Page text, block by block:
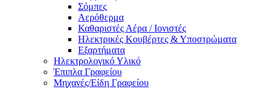
Σόμπες
Αερόθερμα
Καθαριστές Αέρα / Ιονιστές
Ηλεκτρικές Κουβέρτες & Υποστρώματα
Εξαρτήματα
Ηλεκτρολογικό Υλικό
Έπιπλα Γραφείου
Μηχανές/Είδη Γραφείου